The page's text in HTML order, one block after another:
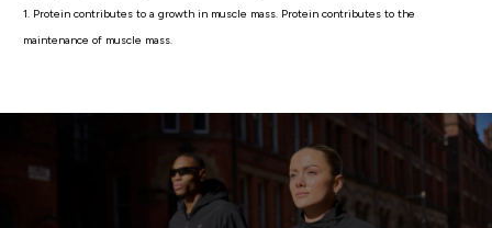
1. Protein contributes to a growth in muscle mass. Protein contributes to the
maintenance of muscle mass.